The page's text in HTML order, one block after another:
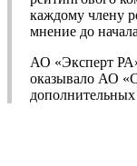
каждому члену
мнение до
АО «Эксперт
оказывало АО
дополнительных